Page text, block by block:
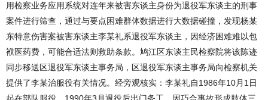
用检察业务应用系统对连年来被害东谈主身份为退役军东谈主的刑事
案件进行筛查，通过与要点困难群体数据进行大数据碰撞，发现杨某
东特意伤害案被害东谈主李某礼系退役军东谈主，因经济困难难以包
袱医药费，可能合适法则救助条款。鸠江区东谈主民检察院将该陈迹
同步移送区退役军东谈主事务局，区退役军东谈主事务局向检察机关
提供了李某治服役有关情况。经旁观核实：李某礼自1986年10月1日